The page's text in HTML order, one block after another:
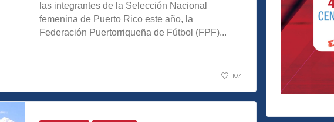
las integrantes de la Selección Nacional
femenina de Puerto Rico este año, la
Federación Puertorriqueña de Fútbol (FPF)...
107